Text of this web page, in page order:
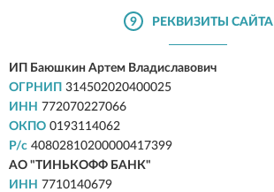
9 РЕКВИЗИТЫ САЙТА
ИП Баюшкин Артем Владиславович
ОГРНИП 314502020400025
ИНН 772070227066
ОКПО 0193114062
Р/с 40802810200000417399
АО "ТИНЬКОФФ БАНК"
ИНН 7710140679